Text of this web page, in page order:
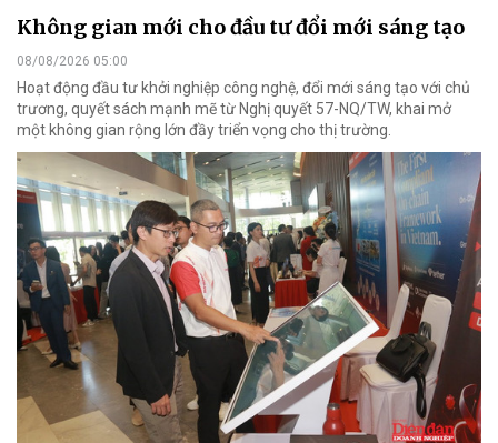
Không gian mới cho đầu tư đổi mới sáng tạo
08/08/2026 05:00
Hoạt động đầu tư khởi nghiệp công nghệ, đổi mới sáng tạo với chủ
trương, quyết sách mạnh mẽ từ Nghị quyết 57-NQ/TW, khai mở
một không gian rộng lớn đầy triển vọng cho thị trường.